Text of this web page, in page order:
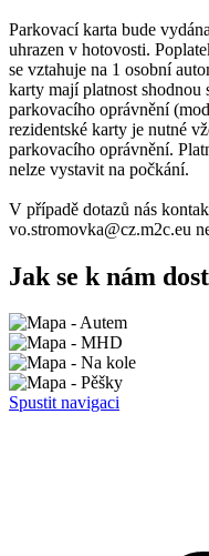
Parkovací karta bude
uhrazen v hotovosti.
se vztahuje na 1 osobní
karty mají platnost
parkovacího oprávnění
rezidentské karty je nutné
parkovacího oprávnění.
nelze vystavit na počkání.
V případě dotazů nás
vo.stromovka@cz.m2c.eu
Jak se k nám
Spustit navigaci